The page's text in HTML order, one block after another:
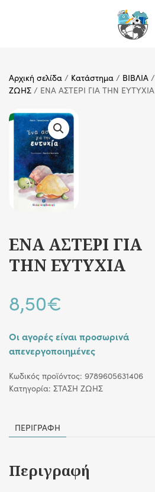
Αρχική σελίδα / Κατάστημα / ΒΙΒΛΙΑ /
ΖΩΗΣ / ΕΝΑ ΑΣΤΕΡΙ ΓΙΑ ΤΗΝ ΕΥΤΥΧΙΑ
ΕΝΑ ΑΣΤΕΡΙ ΓΙΑ
ΤΗΝ ΕΥΤΥΧΙΑ
8,50€
Οι αγορές είναι προσωρινά
απενεργοποιημένες
Κωδικός προϊόντος: 9789605631406
Κατηγορία: ΣΤΑΣΗ ΖΩΗΣ
ΠΕΡΙΓΡΑΦΉ
Περιγραφή